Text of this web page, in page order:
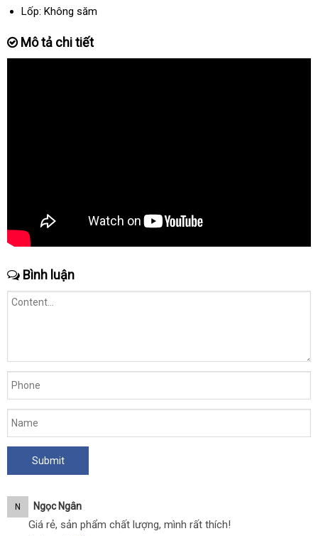
Lốp: Không săm
Mô tả chi tiết
Bình luận
N Ngọc Ngân
Giá rẻ, sản phẩm chất lượng, mình rất thích!